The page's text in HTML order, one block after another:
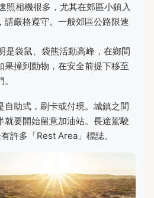
照相機很多，尤其在郊區小鎮入
請嚴格遵守。一般郊區公路限速
是袋鼠、袋熊活動高峰，在鄉間
果撞到動物，在安全前提下移至
自助式，刷卡或付現。城鎮之間
就要開始留意加油站。長途駕駛
許多「Rest Area」標誌。